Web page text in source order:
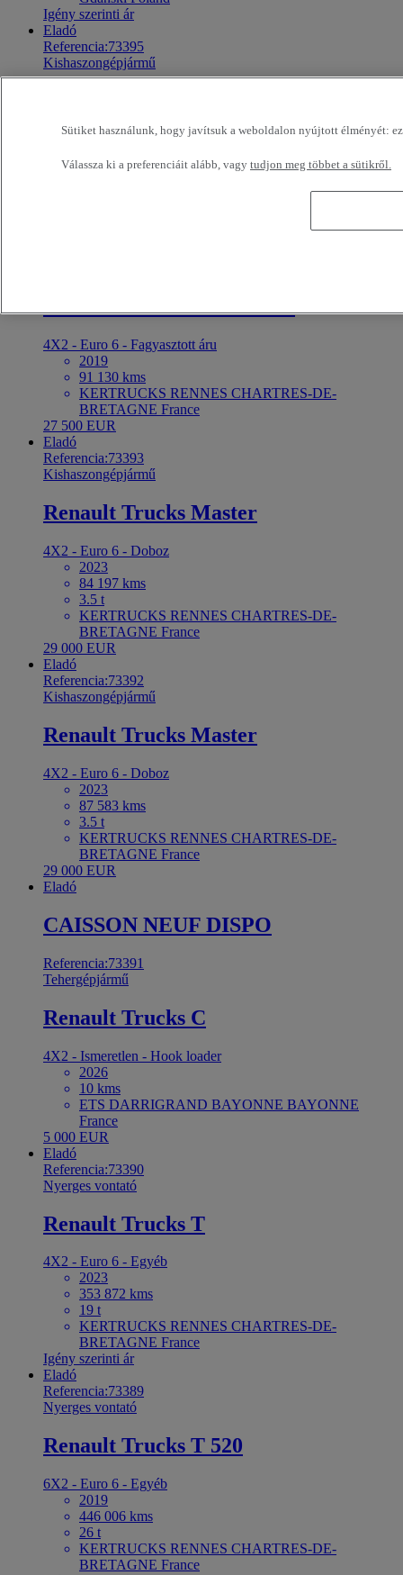
Igény szerinti ár
Eladó
Referencia:73395
Kishaszongépjármű
4X2 - Euro 6 - Billenőplató
60 583 kms
KERTRUCKS RENNES CHARTRES-DE-
Renault Trucks Master 145
4X2 - Euro 6 - Fagyasztott áru
2019
91 130 kms
KERTRUCKS RENNES CHARTRES-DE-
BRETAGNE France
27 500 EUR
Eladó
Referencia:73393
Kishaszongépjármű
Renault Trucks Master
4X2 - Euro 6 - Doboz
2023
84 197 kms
3.5 t
KERTRUCKS RENNES CHARTRES-DE-
BRETAGNE France
29 000 EUR
Eladó
Referencia:73392
Kishaszongépjármű
Renault Trucks Master
4X2 - Euro 6 - Doboz
2023
87 583 kms
3.5 t
KERTRUCKS RENNES CHARTRES-DE-
BRETAGNE France
29 000 EUR
Eladó
CAISSON NEUF DISPO
Referencia:73391
Tehergépjármű
Renault Trucks C
4X2 - Ismeretlen - Hook loader
2026
10 kms
ETS DARRIGRAND BAYONNE BAYONNE
France
5 000 EUR
Eladó
Referencia:73390
Nyerges vontató
Renault Trucks T
4X2 - Euro 6 - Egyéb
2023
353 872 kms
19 t
KERTRUCKS RENNES CHARTRES-DE-
BRETAGNE France
Igény szerinti ár
Eladó
Referencia:73389
Nyerges vontató
Renault Trucks T 520
6X2 - Euro 6 - Egyéb
2019
446 006 kms
26 t
KERTRUCKS RENNES CHARTRES-DE-
BRETAGNE France
Sütiket használunk, hogy javítsuk a weboldalon nyújtott élményét:
Válassza ki a preferenciáit alább, vagy tudjon meg többet a sütikről.